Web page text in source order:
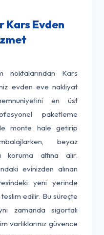
Evden
noktalarından Kars
evden eve nakliyat
en üst
paketleme
de monte hale getirip
beyaz
koruma altına alır.
evinizden alınan
yeni yerinde
edilir. Bu süreçte
zamanda sigortalı
varlıklarınız güvence